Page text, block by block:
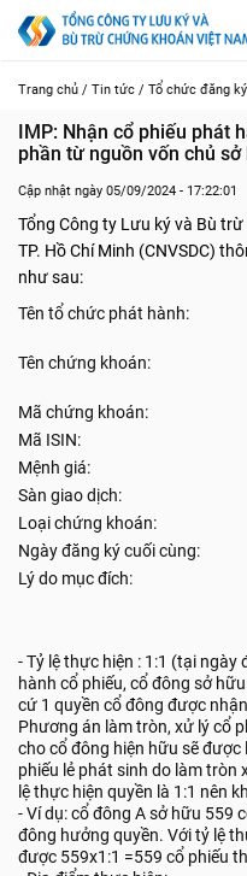
Trang chủ / Tin tức / Tổ chức đăng
IMP: Nhận cổ phiếu phát
phần từ nguồn vốn chủ sở
Cập nhật ngày 05/09/2024 - 17:22:01
Tổng Công ty Lưu ký và Bù
TP. Hồ Chí Minh (CNVSDC)
như sau:
Tên tổ chức phát hành:
Tên chứng khoán:
Mã chứng khoán:
Mã ISIN:
Mệnh giá:
Sàn giao dịch:
Loại chứng khoán:
Ngày đăng ký cuối cùng:
Lý do mục đích:
- Tỷ lệ thực hiện : 1:1 (tại
hành cổ phiếu, cổ đông sở
cứ 1 quyền cổ đông được
Phương án làm tròn, xử lý cổ
cho cổ đông hiện hữu sẽ
phiếu lẻ phát sinh do làm tròn
lệ thực hiện quyền là 1:1 nên
- Ví dụ: cổ đông A sở hữu 559
đông hưởng quyền. Với tỷ lệ
được 559x1:1 =559 cổ phiếu